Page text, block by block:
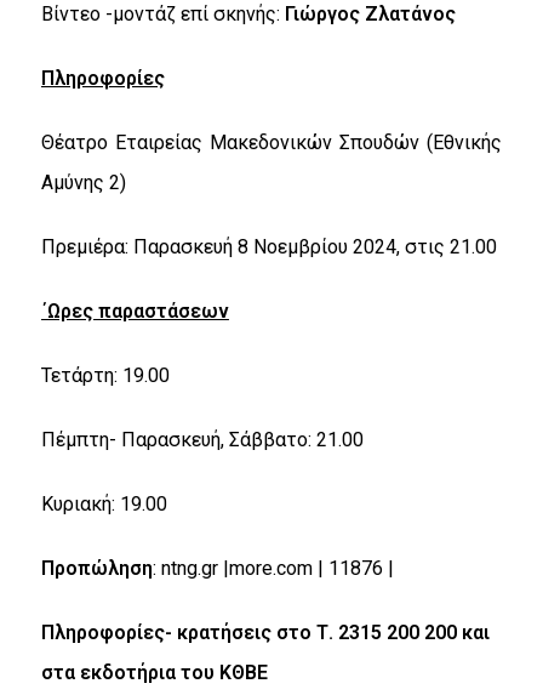
Βίντεο -μοντάζ επί σκηνής: Γιώργος Ζλατάνος
Πληροφορίες
Θέατρο Εταιρείας Μακεδονικών Σπουδών (Εθνικής
Αμύνης 2)
Πρεμιέρα: Παρασκευή 8 Νοεμβρίου 2024, στις 21.00
΄Ωρες παραστάσεων
Τετάρτη: 19.00
Πέμπτη- Παρασκευή, Σάββατο: 21.00
Κυριακή: 19.00
Προπώληση: ntng.gr|more.com| 11876 |
Πληροφορίες- κρατήσεις στο Τ. 2315 200 200 και
στα εκδοτήρια του ΚΘΒΕ